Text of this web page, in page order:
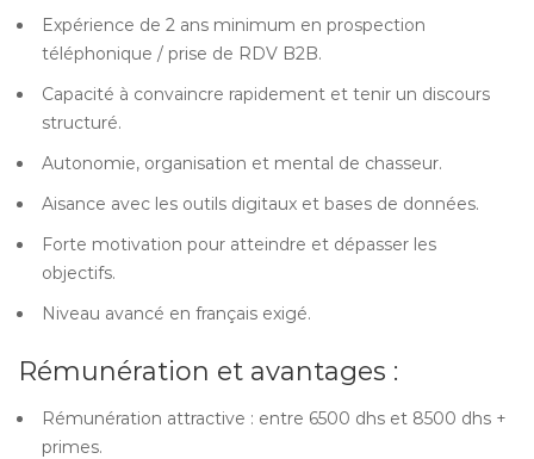
Expérience de 2 ans minimum en prospection
téléphonique / prise de RDV B2B.
Capacité à convaincre rapidement et tenir un discours
structuré.
Autonomie, organisation et mental de chasseur.
Aisance avec les outils digitaux et bases de données.
Forte motivation pour atteindre et dépasser les
objectifs.
Niveau avancé en français exigé.
Rémunération et avantages :
Rémunération attractive : entre 6500 dhs et 8500 dhs +
primes.